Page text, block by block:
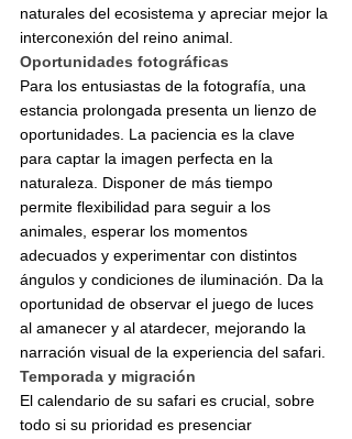
naturales del ecosistema y apreciar mejor la
interconexión del reino animal.
Oportunidades fotográficas
Para los entusiastas de la fotografía, una
estancia prolongada presenta un lienzo de
oportunidades. La paciencia es la clave
para captar la imagen perfecta en la
naturaleza. Disponer de más tiempo
permite flexibilidad para seguir a los
animales, esperar los momentos
adecuados y experimentar con distintos
ángulos y condiciones de iluminación. Da la
oportunidad de observar el juego de luces
al amanecer y al atardecer, mejorando la
narración visual de la experiencia del safari.
Temporada y migración
El calendario de su safari es crucial, sobre
todo si su prioridad es presenciar